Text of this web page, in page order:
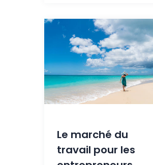
Le marché du
travail pour les